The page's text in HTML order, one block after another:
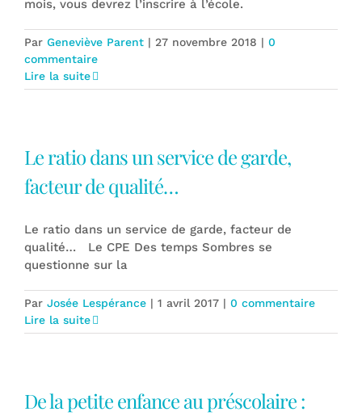
mois, vous devrez l’inscrire à l’école.
Par Geneviève Parent | 27 novembre 2018 | 0
commentaire
Lire la suite
Le ratio dans un service de garde,
facteur de qualité…
Le ratio dans un service de garde, facteur de
qualité… Le CPE Des temps Sombres se
questionne sur la
Par Josée Lespérance | 1 avril 2017 | 0 commentaire
Lire la suite
De la petite enfance au préscolaire :